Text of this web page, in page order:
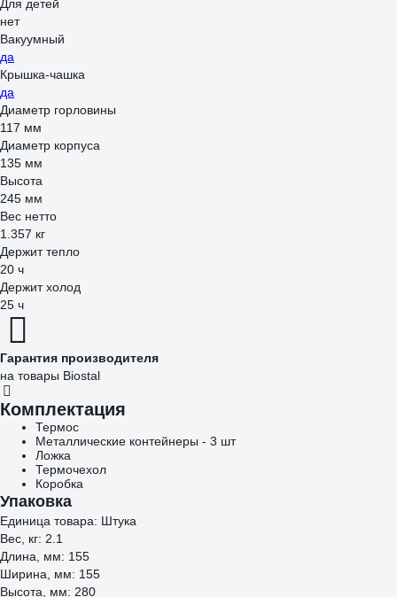
Для детей
нет
Вакуумный
да
Крышка-чашка
да
Диаметр горловины
117 мм
Диаметр корпуса
135 мм
Высота
245 мм
Вес нетто
1.357 кг
Держит тепло
20 ч
Держит холод
25 ч
Гарантия производителя
на товары Biostal
Комплектация
Термос
Металлические контейнеры - 3 шт
Ложка
Термочехол
Коробка
Упаковка
Единица товара: Штука
Вес, кг: 2.1
Длина, мм: 155
Ширина, мм: 155
Высота, мм: 280